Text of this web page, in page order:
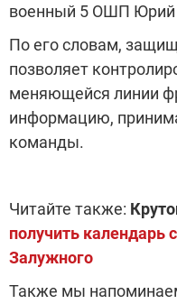
военный 5 ОШП
По его словам,
позволяет
меняющейся линии
информацию,
команды.
Читайте также:
получить календарь
Залужного
Также мы